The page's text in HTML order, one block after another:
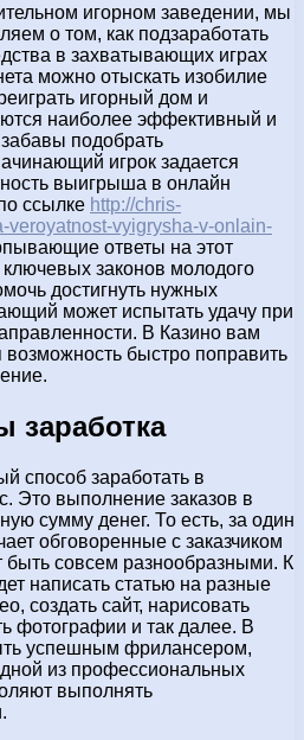
игорном заведении, мы
о том, как подзаработать
в захватывающих играх
можно отыскать изобилие
игорный дом и
наиболее эффективный и
подобрать
игрок задается
выигрыша в онлайн
ссылке http://chris-
veroyatnost-vyigrysha-v-onlain-
ответы на этот
законов молодого
достигнуть нужных
может испытать удачу при
В Казино вам
возможность быстро поправить
заработка
способ заработать в
Это выполнение заказов в
сумму денег. То есть, за один
обговоренные с заказчиком
быть совсем разнообразными. К
написать статью на разные
создать сайт, нарисовать
фотографии и так далее. В
успешным фрилансером,
из профессиональных
выполнять